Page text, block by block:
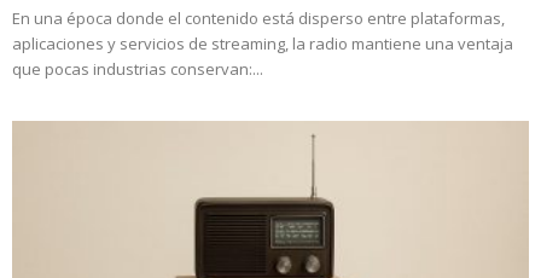
En una época donde el contenido está disperso entre plataformas,
aplicaciones y servicios de streaming, la radio mantiene una ventaja
que pocas industrias conservan:...